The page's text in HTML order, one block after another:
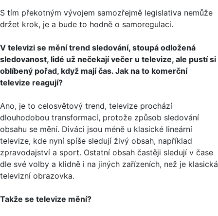
S tím překotným vývojem samozřejmě legislativa nemůže
držet krok, je a bude to hodně o samoregulaci.
V televizi se mění trend sledování, stoupá odložená
sledovanost, lidé už nečekají večer u televize, ale pustí si
oblíbený pořad, když mají čas. Jak na to komerční
televize reagují?
Ano, je to celosvětový trend, televize prochází
dlouhodobou transformací, protože způsob sledování
obsahu se mění. Diváci jsou méně u klasické lineární
televize, kde nyní spíše sledují živý obsah, například
zpravodajství a sport. Ostatní obsah častěji sledují v čase
dle své volby a klidně i na jiných zařízeních, než je klasická
televizní obrazovka.
Takže se televize mění?